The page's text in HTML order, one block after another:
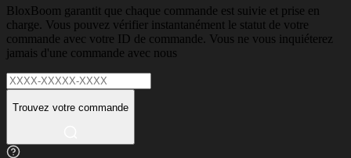
BloxBoom garantit que chaque commande est suivie et prise en
charge. Vous pouvez vérifier instantanément le statut de votre
commande avec votre ID de commande. Vous ne vous inquiéterez
jamais d'une commande avec nous
Trouvez votre commande